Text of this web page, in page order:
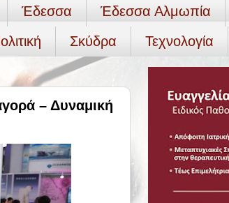
Έδεσσα Έδεσσα Αλμωπία
Σκύδρα Τεχνολογία
– Δυναμική